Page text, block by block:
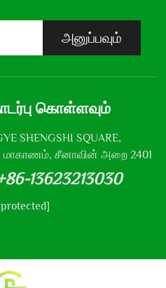
அனுப்பவும்
கொள்ளவும்
SHENGSHI SQUARE,
மாகாணம், சீனாவின் அறை 2401
13623213030